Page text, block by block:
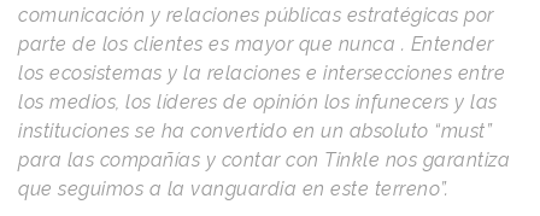
comunicación y relaciones públicas estratégicas por
parte de los clientes es mayor que nunca . Entender
los ecosistemas y la relaciones e intersecciones entre
los medios, los líderes de opinión los infunecers y las
instituciones se ha convertido en un absoluto “must”
para las compañías y contar con Tinkle nos garantiza
que seguimos a la vanguardia en este terreno”.